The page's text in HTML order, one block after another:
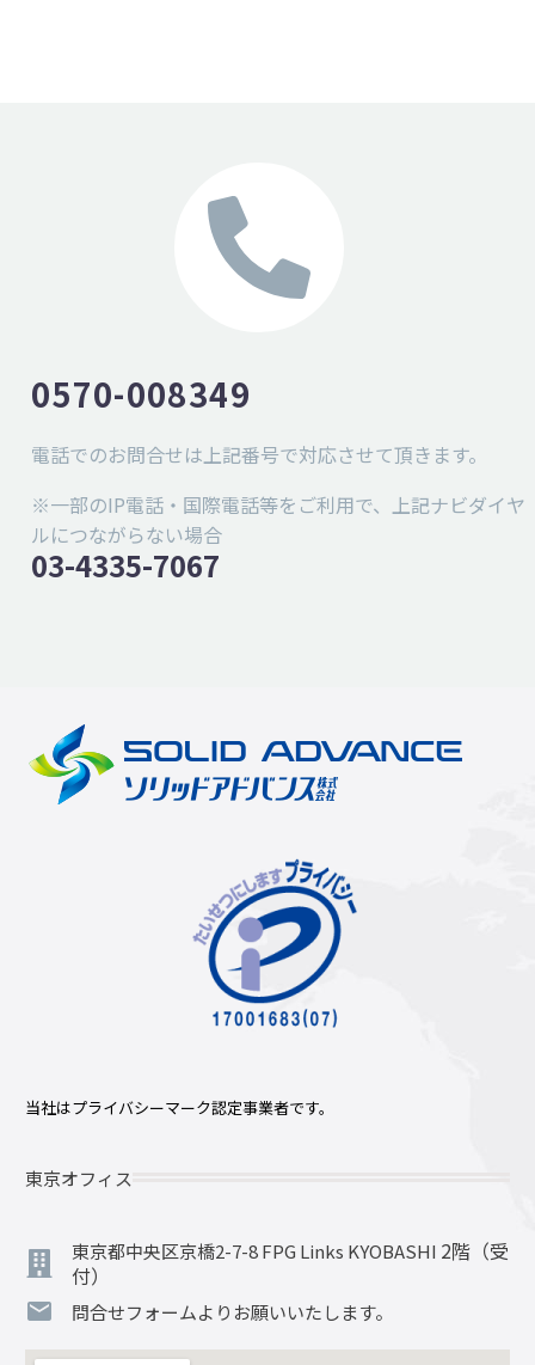
0570-008349
電話でのお問合せは上記番号で対応させて頂きます。
※一部のIP電話・国際電話等をご利用で、上記ナビダイヤ
ルにつながらない場合
03-4335-7067
当社はプライバシーマーク認定事業者です。
東京オフィス
東京都中央区京橋2-7-8 FPG Links KYOBASHI 2階（受
付）
問合せフォームよりお願いいたします。